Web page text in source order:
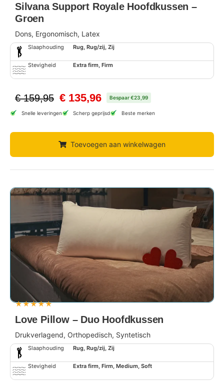
Silvana Support Royale Hoofdkussen –
Groen
Dons, Ergonomisch, Latex
Slaaphouding Rug, Rug/zij, Zij
Stevigheid Extra firm, Firm
€159,95 € 135,96 Bespaar €23,99
Snelle leveringen Scherp geprijsd Beste merken
Toevoegen aan winkelwagen
★★★★★
Love Pillow – Duo Hoofdkussen
Drukverlagend, Orthopedisch, Syntetisch
Slaaphouding Rug, Rug/zij, Zij
Stevigheid Extra firm, Firm, Medium, Soft